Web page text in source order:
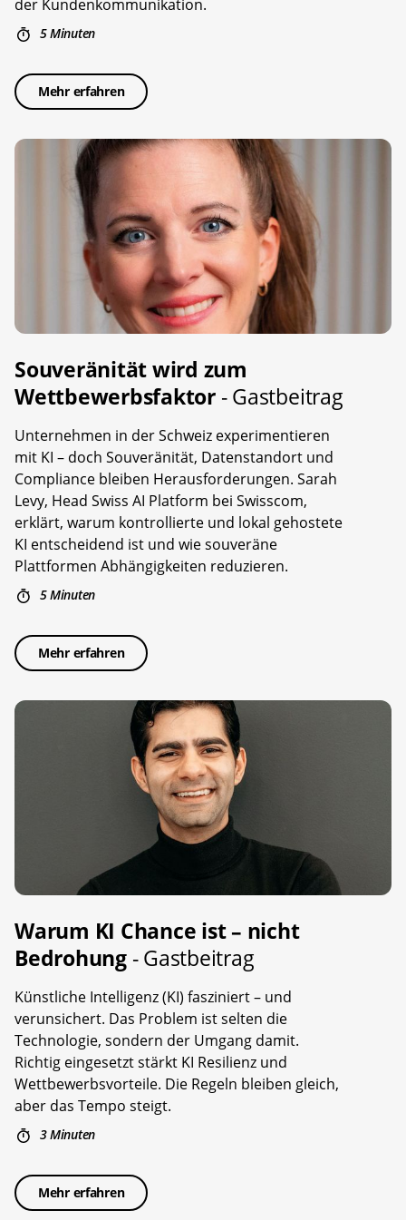
der Kundenkommunikation.
5 Minuten
Mehr erfahren
Souveränität wird zum
Wettbewerbsfaktor - Gastbeitrag
Unternehmen in der Schweiz experimentieren
mit KI – doch Souveränität, Datenstandort und
Compliance bleiben Herausforderungen. Sarah
Levy, Head Swiss AI Platform bei Swisscom,
erklärt, warum kontrollierte und lokal gehostete
KI entscheidend ist und wie souveräne
Plattformen Abhängigkeiten reduzieren.
5 Minuten
Mehr erfahren
Warum KI Chance ist – nicht
Bedrohung - Gastbeitrag
Künstliche Intelligenz (KI) fasziniert – und
verunsichert. Das Problem ist selten die
Technologie, sondern der Umgang damit.
Richtig eingesetzt stärkt KI Resilienz und
Wettbewerbsvorteile. Die Regeln bleiben gleich,
aber das Tempo steigt.
3 Minuten
Mehr erfahren